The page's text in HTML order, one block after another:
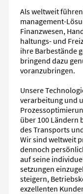
Als weltweit
management-
Finanz­wesen,
haltungs- und
ihre Bar­bestände
bringend dazu
voran­zubringen.
Unsere
verarbeitung und
über 100 Ländern
des Transports
Wir sind weltweit
dennoch
auf seine
setzungen
steigern,
exzellenten